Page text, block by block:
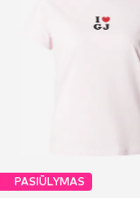
PASIŪLYMAS